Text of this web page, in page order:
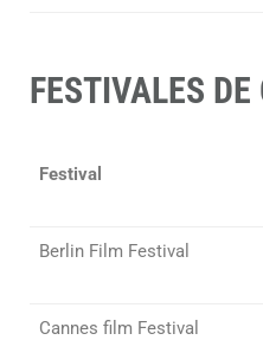
FESTIVALES DE
Festival
Berlin Film Festival
Cannes film Festival